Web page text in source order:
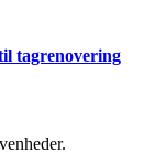
tagrenovering